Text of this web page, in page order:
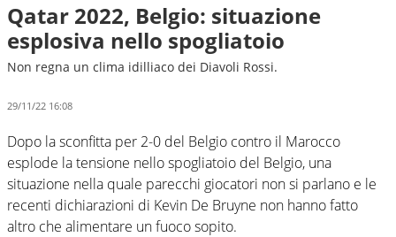
Qatar 2022, Belgio: situazione
esplosiva nello spogliatoio
Non regna un clima idilliaco dei Diavoli Rossi.
29/11/22 16:08
Dopo la sconfitta per 2-0 del Belgio contro il Marocco
esplode la tensione nello spogliatoio del Belgio, una
situazione nella quale parecchi giocatori non si parlano e le
recenti dichiarazioni di Kevin De Bruyne non hanno fatto
altro che alimentare un fuoco sopito.